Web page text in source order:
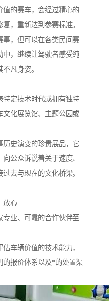
值的赛车，会经过精心的
，重新达到参赛标准。
事，但可以在各类民间赛
中，继续让驾驶者感受纯
凡身姿。
特定技术时代或拥有独特
文化展览馆、主题公园或
历史演变的珍贵展品，它
公众诉说着关于速度、
去与现在的文化桥梁。
放心
专业、可靠的合作伙伴至
车辆价值的技术能力，
的报价体系以及*的处置渠